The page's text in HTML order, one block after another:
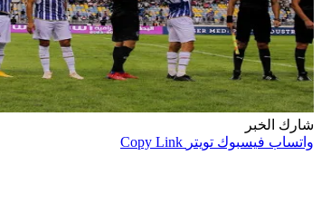
شارك الخبر
واتساب فيسبوك تويتر Copy Link